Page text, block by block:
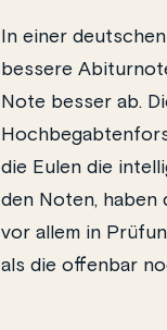
In einer
bessere
Note besser ab.
die Eulen die
den Noten, haben
vor allem in
als die offenbar